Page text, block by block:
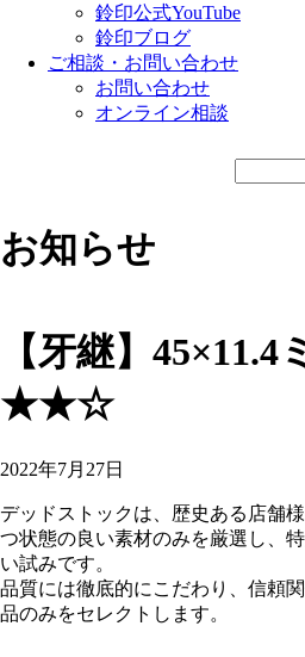
鈴印公式YouTube
鈴印ブログ
ご相談・お問い合わせ
お問い合わせ
オンライン相談
お知らせ
【牙継】45×11.4
★★☆
2022年7月27日
デッドストックは、歴史ある店舗
つ状態の良い素材のみを厳選し、
い試みです。
品質には徹底的にこだわり、信頼
品のみをセレクトします。